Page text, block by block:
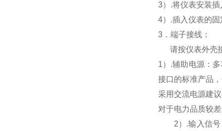
3）.将仪表安装
4）.插入仪表的
3 ．端子接线：
请按仪表外壳
1） .辅助电源：
接口的标准产品
采用交流电源建
对于电力品质较
2） .输入信